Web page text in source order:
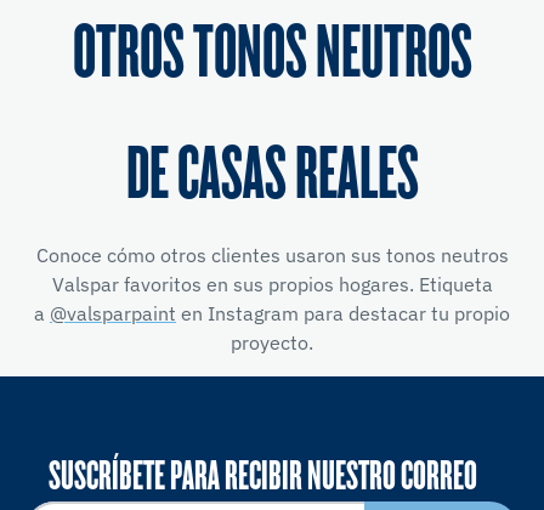
OTROS TONOS NEUTROS
DE CASAS REALES
Conoce cómo otros clientes usaron sus tonos neutros
Valspar favoritos en sus propios hogares. Etiqueta
a @valsparpaint en Instagram para destacar tu propio
proyecto.
SUSCRÍBETE PARA RECIBIR NUESTRO CORREO